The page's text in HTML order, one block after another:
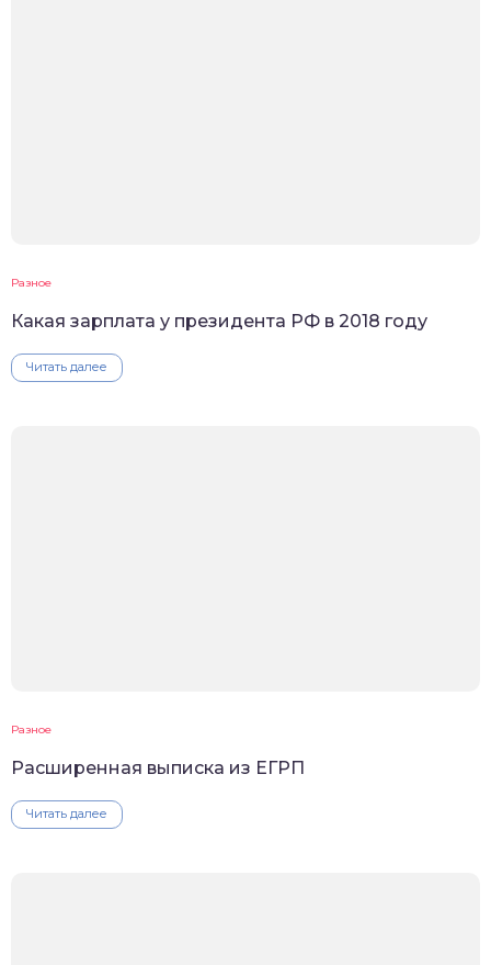
Разное
Какая зарплата у президента РФ в 2018 году
Читать далее
Разное
Расширенная выписка из ЕГРП
Читать далее